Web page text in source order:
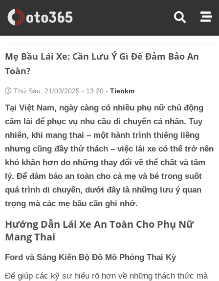
Trang Chủ
Kinh Nghiệm Lái Xe
Mẹ Bầu Lái Xe: Cần Lưu Ý Gì Để Đảm Bảo An
Toàn?
Thứ Sáu, 21/03/2025 - 13:20 - Tienkm
Tại Việt Nam, ngày càng có nhiều phụ nữ chủ động
cầm lái để phục vụ nhu cầu di chuyển cá nhân. Tuy
nhiên, khi mang thai – một hành trình thiêng liêng
nhưng cũng đầy thử thách – việc lái xe có thể trở nên
khó khăn hơn do những thay đổi về thể chất và tâm
lý. Để đảm bảo an toàn cho cả mẹ và bé trong suốt
quá trình di chuyển, dưới đây là những lưu ý quan
trọng mà các mẹ bầu cần ghi nhớ.
Hướng Dẫn Lái Xe An Toàn Cho Phụ Nữ
Mang Thai
Ford và Sáng Kiến Bộ Đồ Mô Phỏng Thai Kỳ
Để giúp các kỹ sư hiểu rõ hơn về những thách thức mà